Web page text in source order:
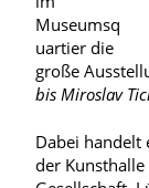
Museumsq
uartier die
große
bis Miroslav
Dabei handelt
der